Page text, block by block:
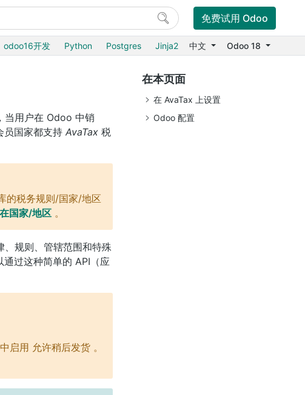
免费试用 Odoo
odoo16开发 Python Postgres Jinja2 中文 Odoo 18
当用户在 Odoo 中销
员国家都支持 AvaTax 税
的税务规则/国家/地区
国家/地区 。
、规则、管辖范围和特殊
通过这种简单的 API（应
启用 允许稍后发货 。
在本页面
在 AvaTax 上设置
Odoo 配置